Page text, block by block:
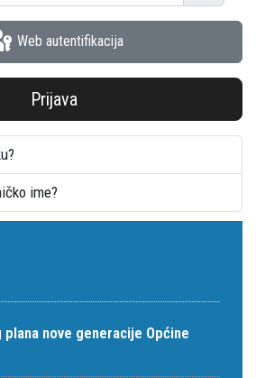
Prikaži
Web autentifikacija
Prijava
ime?
nove generacije Općine